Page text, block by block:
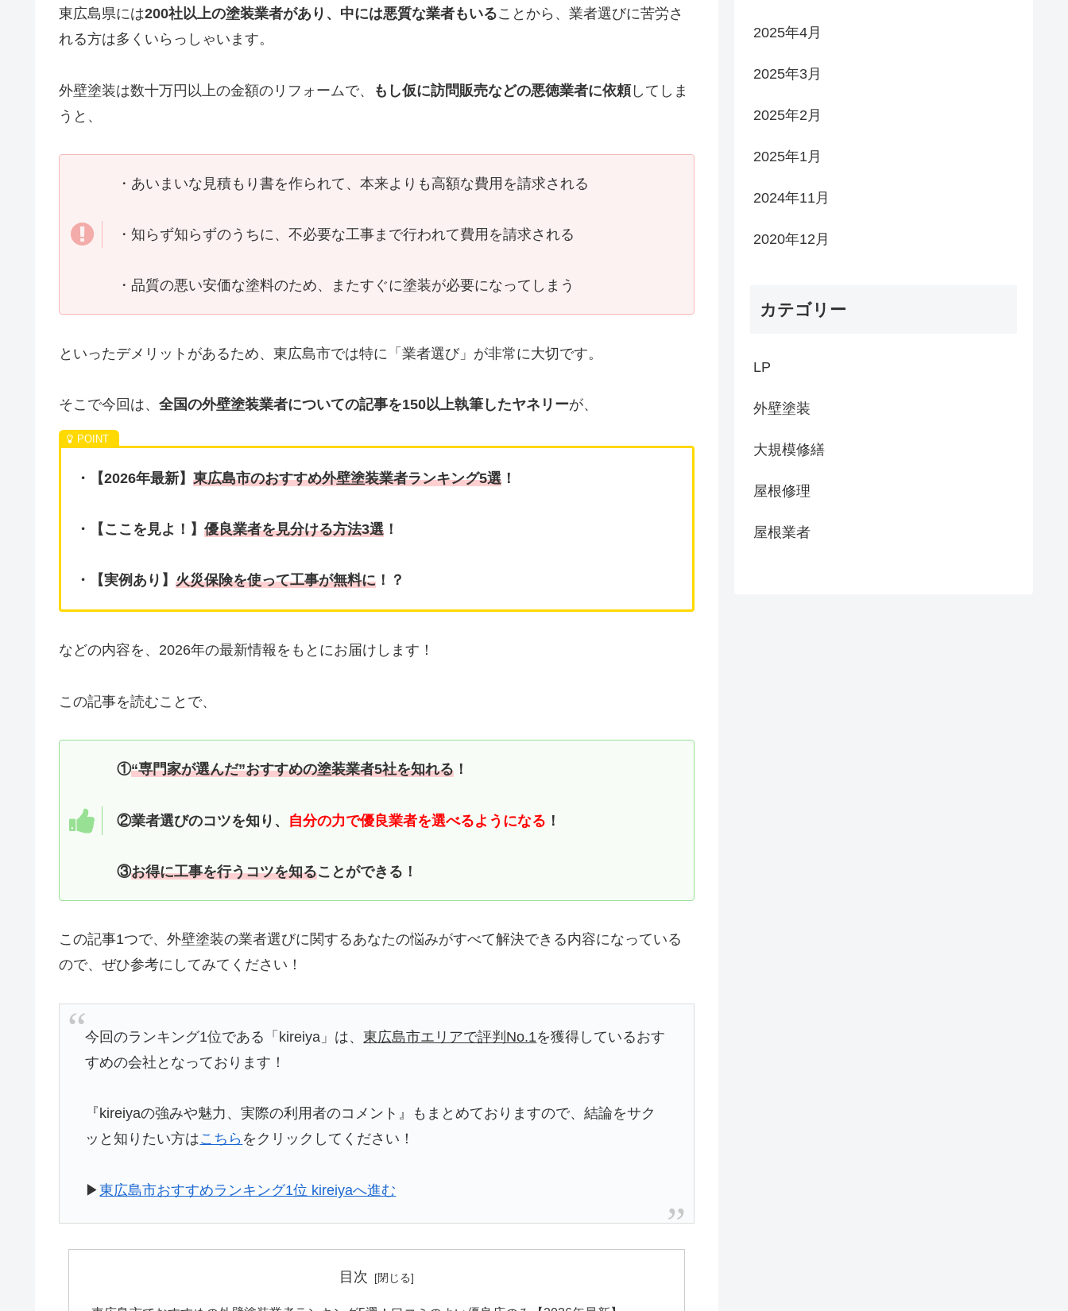
東広島県には200社以上の塗装業者があり、中には悪質な業者もいることから、業者選びに苦労さ
れる方は多くいらっしゃいます。
外壁塗装は数十万円以上の金額のリフォームで、 もし仮に訪問販売などの悪徳業者に依頼してしま
うと、
・あいまいな見積もり書を作られて、本来よりも高額な費用を請求される
・知らず知らずのうちに、不必要な工事まで行われて費用を請求される
・品質の悪い安価な塗料のため、またすぐに塗装が必要になってしまう
といったデメリットがあるため、東広島市では特に「業者選び」が非常に大切です。
そこで今回は、 全国の外壁塗装業者についての記事を150以上執筆したヤネリーが、
・【2026年最新】 東広島市のおすすめ外壁塗装業者ランキング5選 ！
・【ここを見よ！】 優良業者を見分ける方法3選 ！
・【実例あり】 火災保険を使って工事が無料に ！？
などの内容を、2026年の最新情報をもとにお届けします！
この記事を読むことで、
①“専門家が選んだ”おすすめの塗装業者5社を知れる ！
②業者選びのコツを知り、 自分の力で優良業者を選べるようになる ！
③お得に工事を行うコツを知ることができる！
この記事1つで、外壁塗装の業者選びに関するあなたの悩みがすべて解決できる内容になっている
ので、ぜひ参考にしてみてください！
今回のランキング1位である「kireiya」は、東広島市エリアで評判No.1を獲得しているおす
すめの会社となっております！
『kireiyaの強みや魅力、実際の利用者のコメント』もまとめておりますので、結論をサク
ッと知りたい方はこちら をクリックしてください！
▶東広島市おすすめランキング1位 kireiyaへ進む
目次
2025年4月
2025年3月
2025年2月
2025年1月
2024年11月
2020年12月
カテゴリー
LP
外壁塗装
大規模修繕
屋根修理
屋根業者